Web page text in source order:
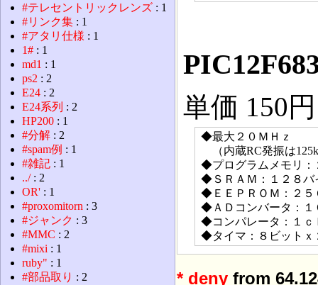
単価 150円
◆最大２０ＭＨｚ
（内蔵RC発振は
◆プログラムメモリ：
◆ＳＲＡＭ：１２８バ
◆ＥＥＰＲＯＭ：２５
◆ＡＤコンバータ：１
◆コンパレータ：１ｃ
◆タイマ：８ビットｘ
* deny from
#テレセントリックレンズ : 1
#リンク集 : 1
#アタリ仕様 : 1
1# : 1
md1 : 1
ps2 : 2
E24 : 2
E24系列 : 2
HP200 : 1
#分解 : 2
#spam例 : 1
#雑記 : 1
../: 2
OR' : 1
#proxomitorn : 3
#ジャンク : 3
#MMC : 2
#mixi : 1
ruby" : 1
#部品取り : 2